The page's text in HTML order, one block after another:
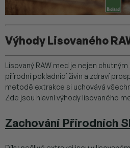
Výhody Lisovaného
Lisovaný RAW med je nejen
přírodní pokladnicí živin a zdraví
metodě extrakce si uchovává
Zde jsou hlavní výhody lisovaného
Zachování Přírodních